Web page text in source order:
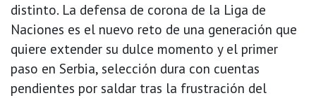
distinto. La defensa de corona de la Liga de
Naciones es el nuevo reto de una generación que
quiere extender su dulce momento y el primer
paso en Serbia, selección dura con cuentas
pendientes por saldar tras la frustración del